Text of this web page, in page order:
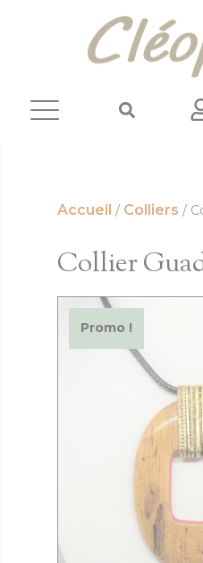
Accueil / Colliers /
Collier
Promo !